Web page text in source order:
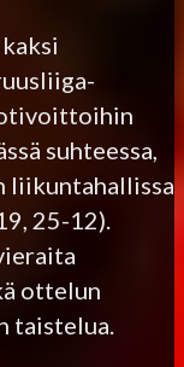
suhteessa,
liikuntahallissa
25-12).
ottelun
taistelua.